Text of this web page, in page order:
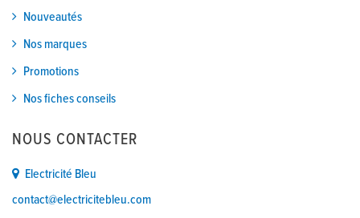
Nouveautés
Nos marques
Promotions
Nos fiches conseils
NOUS CONTACTER
Electricité Bleu
contact@electricitebleu.com